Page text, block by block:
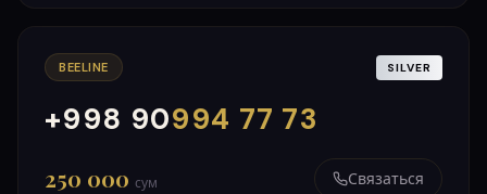
BEELINE SILVER
+998 90994 77 73
000
999
250 000 сум Связаться